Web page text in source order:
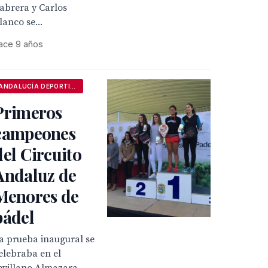
y Carlos
se...
9 años
Circuito
de
de
prueba inaugural se
en el